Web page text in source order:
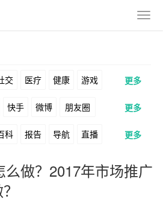
交 医疗 健康 游戏
美食 家装 教育 婚纱
物 文娱 跨境 科技
房地产
更多
快手 微博 朋友圈
小红书 头条 知乎
度 搜狗 爱奇艺 美柚
马
更多
科 报告 导航 直播
术 电商 社群
广
更多
做？2017年市场推广